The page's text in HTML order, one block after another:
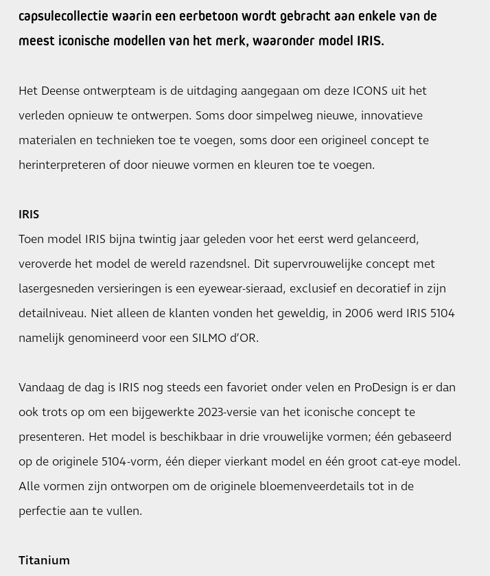
capsulecollectie waarin een eerbetoon wordt gebracht aan enkele van de
meest iconische modellen van het merk, waaronder model IRIS.
Het Deense ontwerpteam is de uitdaging aangegaan om deze ICONS uit het
verleden opnieuw te ontwerpen. Soms door simpelweg nieuwe, innovatieve
materialen en technieken toe te voegen, soms door een origineel concept te
herinterpreteren of door nieuwe vormen en kleuren toe te voegen.
IRIS
Toen model IRIS bijna twintig jaar geleden voor het eerst werd gelanceerd,
veroverde het model de wereld razendsnel. Dit supervrouwelijke concept met
lasergesneden versieringen is een eyewear-sieraad, exclusief en decoratief in zijn
detailniveau. Niet alleen de klanten vonden het geweldig, in 2006 werd IRIS 5104
namelijk genomineerd voor een SILMO d’OR.
Vandaag de dag is IRIS nog steeds een favoriet onder velen en ProDesign is er dan
ook trots op om een bijgewerkte 2023-versie van het iconische concept te
presenteren. Het model is beschikbaar in drie vrouwelijke vormen; één gebaseerd
op de originele 5104-vorm, één dieper vierkant model en één groot cat-eye model.
Alle vormen zijn ontworpen om de originele bloemenveerdetails tot in de
perfectie aan te vullen.
Titanium